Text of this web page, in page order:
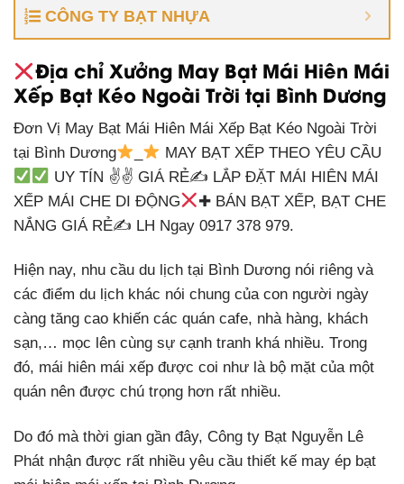
CÔNG TY BẠT NHỰA
Địa chỉ Xưởng May Bạt Mái Hiên Mái
Xếp Bạt Kéo Ngoài Trời tại Bình Dương
Đơn Vị May Bạt Mái Hiên Mái Xếp Bạt Kéo Ngoài Trời
tại Bình Dương
MAY BẠT XẾP THEO YÊU CẦU
UY TÍN ✌✌ GIÁ RẺ✍ LẮP ĐẶT MÁI HIÊN MÁI
XẾP MÁI CHE DI ĐỘNG
✚ BÁN BẠT XẾP, BẠT CHE
NẮNG GIÁ RẺ✍ LH Ngay 0917 378 979.
Hiện nay, nhu cầu du lịch tại Bình Dương nói riêng và
các điểm du lịch khác nói chung của con người ngày
càng tăng cao khiến các quán cafe, nhà hàng, khách
sạn,… mọc lên cùng sự cạnh tranh khá nhiều. Trong
đó, mái hiên mái xếp được coi như là bộ mặt của một
quán nên được chú trọng hơn rất nhiều.
Do đó mà thời gian gần đây, Công ty Bạt Nguyễn Lê
Phát nhận được rất nhiều yêu cầu thiết kế may ép bạt